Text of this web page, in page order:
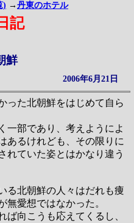
) → 丹東のホテル
記
鮮
2006年6月21日
った北朝鮮をはじめて自ら
一部であり、考えようによ
あるけれども、その限りに
れていた姿とはかなり違う
る北朝鮮の人々はだれも痩
無愛想ではなかった。
ば向こうも応えてくるし、